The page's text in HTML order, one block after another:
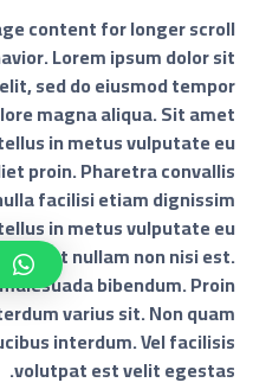
content for longer scroll
Lorem ipsum dolor sit
sed do eiusmod tempor
magna aliqua. Sit amet
in metus vulputate eu
proin. Pharetra convallis
facilisi etiam dignissim
in metus vulputate eu
Eget nullam non nisi est.
bibendum. Proin
varius sit. Non quam
interdum. Vel facilisis
volutpat est velit egestas.